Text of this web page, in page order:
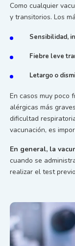
Como cualquier
y transitorios. Los
Sensibilidad,
Fiebre leve
Letargo o
En casos muy poco
alérgicas más
dificultad
vacunación, es
En general, la
cuando se
realizar el test